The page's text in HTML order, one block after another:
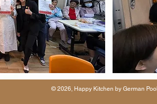
© 2026, Happy Kitchen by German Pool